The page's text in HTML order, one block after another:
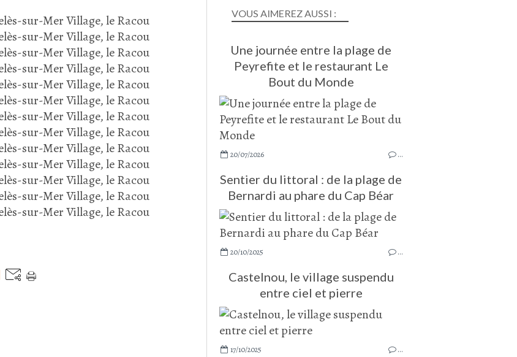
VOUS AIMEREZ AUSSI :
Une journée entre la plage de
Peyrefite et le restaurant Le
Bout du Monde
20/07/2026 …
Sentier du littoral : de la plage de
Bernardi au phare du Cap Béar
20/10/2025 …
Castelnou, le village suspendu
entre ciel et pierre
17/10/2025 …